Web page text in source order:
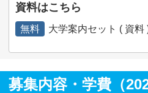
資料はこちら
無料 大学案内セット ( 資料
募集内容・学費（